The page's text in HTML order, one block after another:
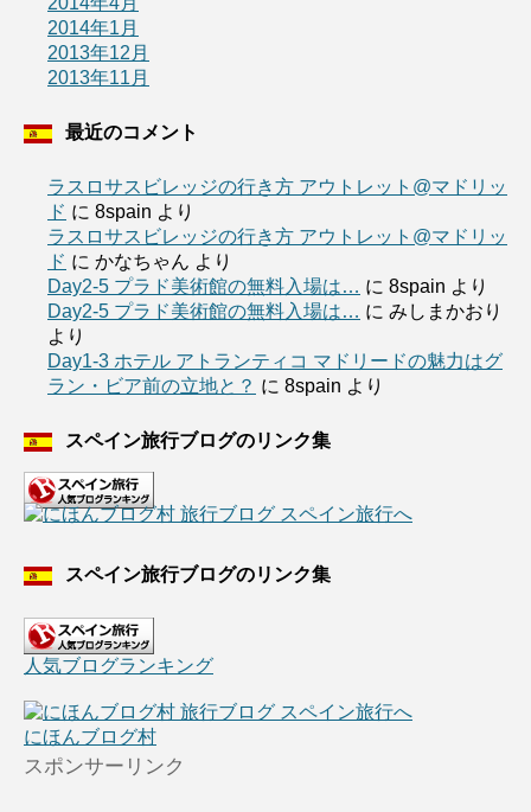
2014年1月
2013年12月
2013年11月
最近のコメント
ラスロサスビレッジの行き方 アウトレット@マドリッ
ド に 8spain より
ラスロサスビレッジの行き方 アウトレット@マドリッ
ド に かなちゃん より
Day2-5 プラド美術館の無料入場は… に 8spain より
Day2-5 プラド美術館の無料入場は… に みしまかおり
より
Day1-3 ホテル アトランティコ マドリードの魅力はグ
ラン・ビア前の立地と？ に 8spain より
スペイン旅行ブログのリンク集
スペイン旅行ブログのリンク集
人気ブログランキング
にほんブログ村
スポンサーリンク